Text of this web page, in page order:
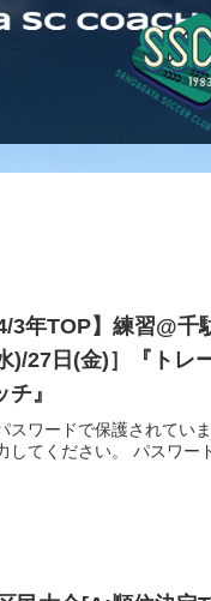
3年TOP】練習@千
)/27日(金)］『トレ
』
スワードで保護されてい
してください。 パスワー